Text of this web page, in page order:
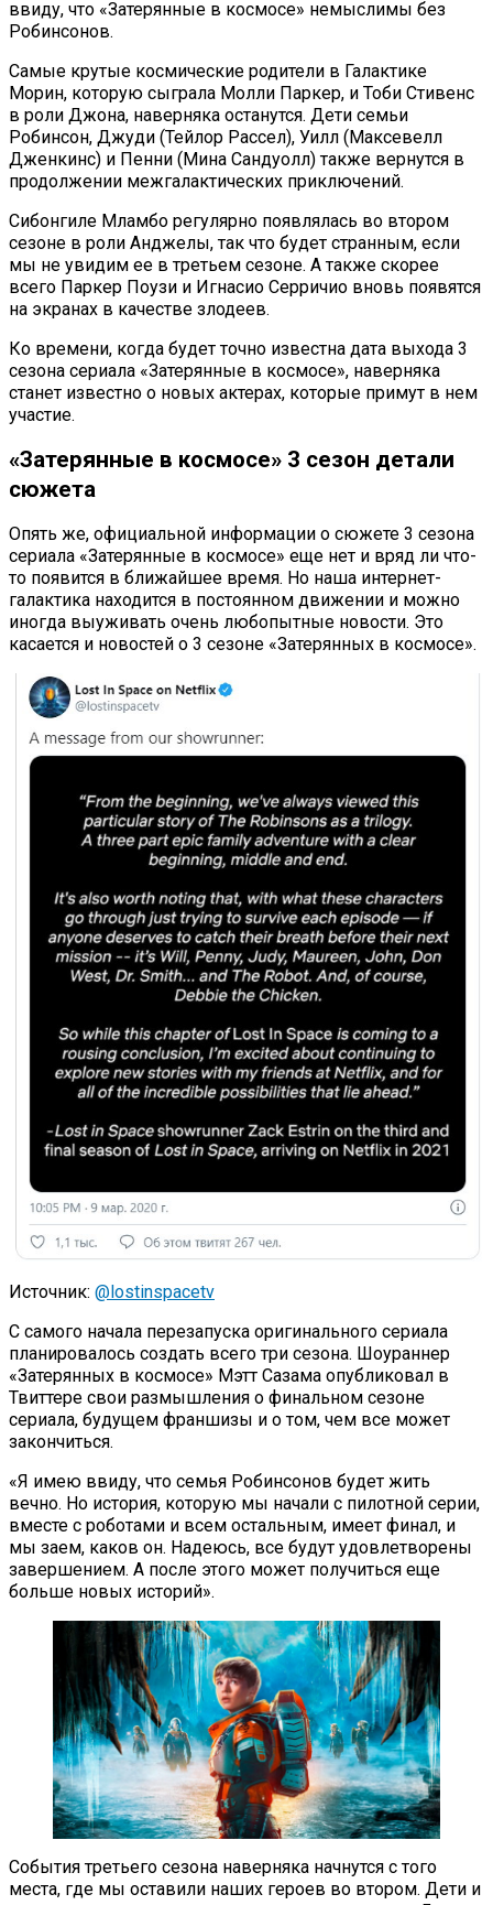
ввиду, что «Затерянные в космосе» немыслимы без
Робинсонов.
Самые крутые космические родители в Галактике
Морин, которую сыграла Молли Паркер, и Тоби Стивенс
в роли Джона, наверняка останутся. Дети семьи
Робинсон, Джуди (Тейлор Рассел), Уилл (Максевелл
Дженкинс) и Пенни (Мина Сандуолл) также вернутся в
продолжении межгалактических приключений.
Сибонгиле Мламбо регулярно появлялась во втором
сезоне в роли Анджелы, так что будет странным, если
мы не увидим ее в третьем сезоне. А также скорее
всего Паркер Поузи и Игнасио Серричио вновь появятся
на экранах в качестве злодеев.
Ко времени, когда будет точно известна дата выхода 3
сезона сериала «Затерянные в космосе», наверняка
станет известно о новых актерах, которые примут в нем
участие.
«Затерянные в космосе» 3 сезон детали
сюжета
Опять же, официальной информации о сюжете 3 сезона
сериала «Затерянные в космосе» еще нет и вряд ли что-
то появится в ближайшее время. Но наша интернет-
галактика находится в постоянном движении и можно
иногда выуживать очень любопытные новости. Это
касается и новостей о 3 сезоне «Затерянных в космосе».
Источник: @lostinspacetv
С самого начала перезапуска оригинального сериала
планировалось создать всего три сезона. Шоураннер
«Затерянных в космосе» Мэтт Сазама опубликовал в
Твиттере свои размышления о финальном сезоне
сериала, будущем франшизы и о том, чем все может
закончиться.
«Я имею ввиду, что семья Робинсонов будет жить
вечно. Но история, которую мы начали с пилотной серии,
вместе с роботами и всем остальным, имеет финал, и
мы заем, каков он. Надеюсь, все будут удовлетворены
завершением. А после этого может получиться еще
больше новых историй».
События третьего сезона наверняка начнутся с того
места, где мы оставили наших героев во втором. Дети и